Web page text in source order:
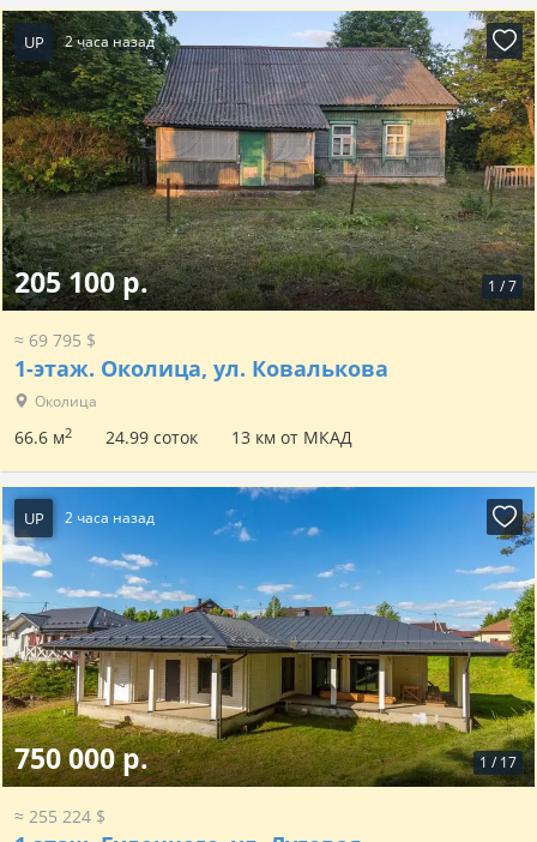
UP 2 часа назад
1 /7
205 100 р.
≈ 69 795 $
1-этаж. Околица, ул. Ковалькова
Околица
66.6 м2 24.99 соток 13 км от МКАД
UP 2 часа назад
1 / 17
750 000 р.
≈ 255 224 $